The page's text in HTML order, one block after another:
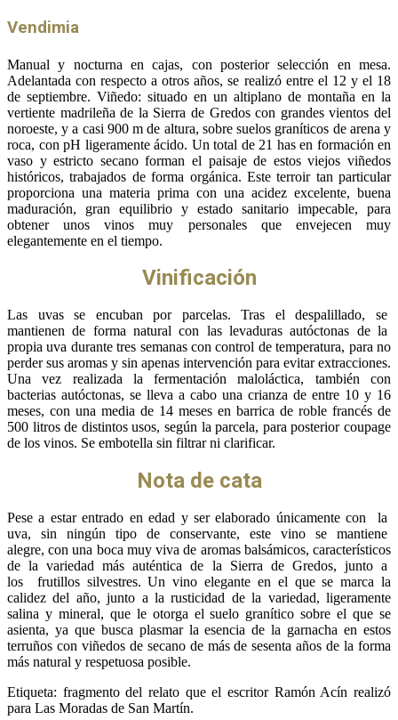
Vendimia
Manual y nocturna en cajas, con posterior selección en mesa.
Adelantada con respecto a otros años, se realizó entre el 12 y el 18
de septiembre. Viñedo: situado en un altiplano de montaña en la
vertiente madrileña de la Sierra de Gredos con grandes vientos del
noroeste, y a casi 900 m de altura, sobre suelos graníticos de arena y
roca, con pH ligeramente ácido. Un total de 21 has en formación en
vaso y estricto secano forman el paisaje de estos viejos viñedos
históricos, trabajados de forma orgánica. Este terroir tan particular
proporciona una materia prima con una acidez excelente, buena
maduración, gran equilibrio y estado sanitario impecable, para
obtener unos vinos muy personales que envejecen muy
elegantemente en el tiempo.
Vinificación
Las uvas se encuban por parcelas. Tras el despalillado, se
mantienen de forma natural con las levaduras autóctonas de la
propia uva durante tres semanas con control de temperatura, para no
perder sus aromas y sin apenas intervención para evitar extracciones.
Una vez realizada la fermentación maloláctica, también con
bacterias autóctonas, se lleva a cabo una crianza de entre 10 y 16
meses, con una media de 14 meses en barrica de roble francés de
500 litros de distintos usos, según la parcela, para posterior coupage
de los vinos. Se embotella sin filtrar ni clarificar.
Nota de cata
Pese a estar entrado en edad y ser elaborado únicamente con la
uva, sin ningún tipo de conservante, este vino se mantiene
alegre, con una boca muy viva de aromas balsámicos, característicos
de la variedad más auténtica de la Sierra de Gredos, junto a
los frutillos silvestres. Un vino elegante en el que se marca la
calidez del año, junto a la rusticidad de la variedad, ligeramente
salina y mineral, que le otorga el suelo granítico sobre el que se
asienta, ya que busca plasmar la esencia de la garnacha en estos
terruños con viñedos de secano de más de sesenta años de la forma
más natural y respetuosa posible.
Etiqueta: fragmento del relato que el escritor Ramón Acín realizó
para Las Moradas de San Martín.